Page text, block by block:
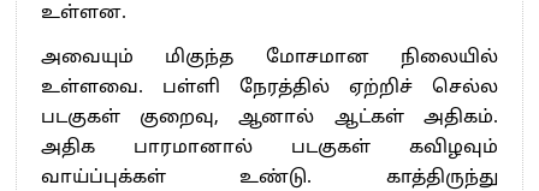
உள்ளன.
அவையும் மிகுந்த மோசமான நிலையில்
உள்ளவை. பள்ளி நேரத்தில் ஏற்றிச் செல்ல
படகுகள் குறைவு, ஆனால் ஆட்கள் அதிகம்.
அதிக பாரமானால் படகுகள் கவிழவும்
வாய்ப்புக்கள் உண்டு. காத்திருந்து